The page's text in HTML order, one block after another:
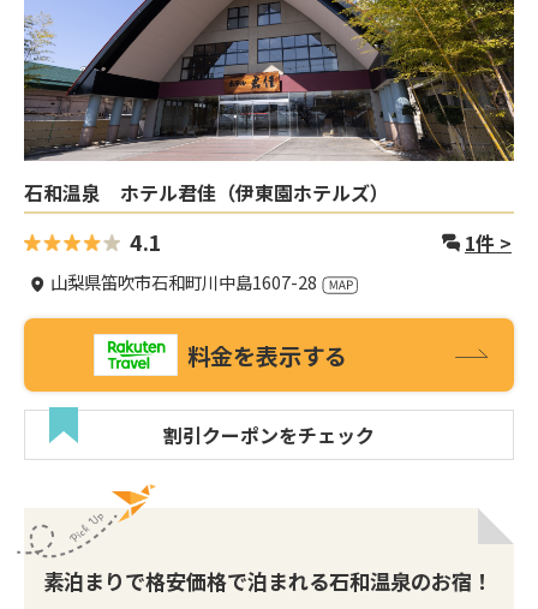
石和温泉 ホテル君佳（伊東園ホテルズ）
4.1 1件 >
山梨県笛吹市石和町川中島1607-28
料金を表示する
割引クーポンをチェック
素泊まりで格安価格で泊まれる石和温泉のお宿！